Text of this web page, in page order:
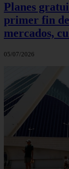
Planes
primer fin
mercados,
05/07/2026